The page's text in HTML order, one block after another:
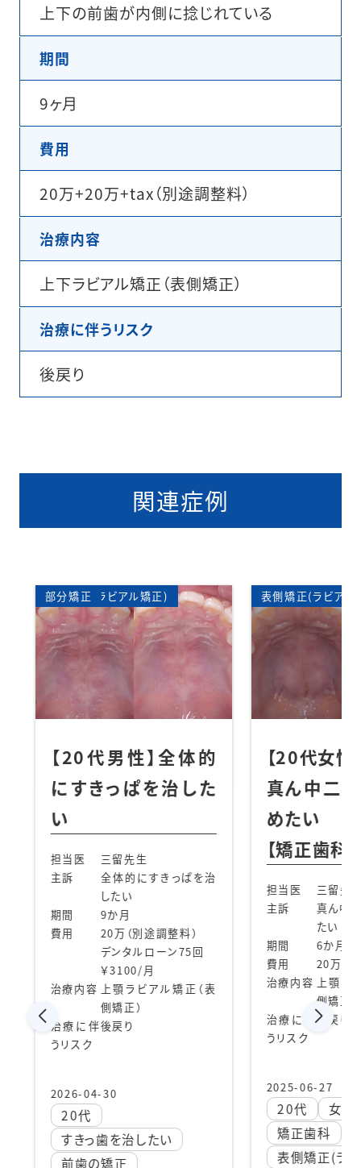
上下の前歯が内側に捻じれている
期間
9ヶ月
費用
20万+20万+tax（別途調整料）
治療内容
上下ラビアル矯正（表側矯正）
治療に伴うリスク
後戻り
関連症例
全体的
治した
きっぱを治
調整料）
ル矯正（表
矯正歯科
表側矯正(ラビアル矯正)
【20代女性】
真ん中二本を引っ込
【矯正歯科治療】
担当医
主訴
真ん中二本を引っ込め
たい
期間
6か月
費用
20万（別途調整料）
治療内容 上顎ラビアル矯正（表
治療に伴
矯正歯科
表側矯正(ラビアル矯正)
ワイ
矯正
表側
【
前
担
期間
費用
治
治